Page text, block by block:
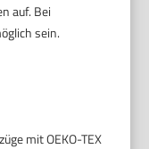
auf. Bei
sein.
mit OEKO-TEX